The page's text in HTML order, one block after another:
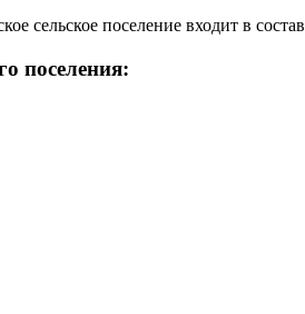
сельское поселение входит в состав
поселения: